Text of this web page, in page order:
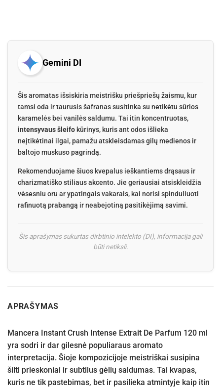
Gemini DI
Šis aromatas išsiskiria meistrišku priešpriešų žaismu, kur
tamsi oda ir taurusis šafranas susitinka su netikėtu sūrios
karamelės bei vanilės saldumu. Tai itin koncentruotas,
intensyvaus šleifo kūrinys, kuris ant odos išlieka
neįtikėtinai ilgai, pamažu atskleisdamas gilų medienos ir
baltojo muskuso pagrindą.
Rekomenduojame šiuos kvepalus ieškantiems drąsaus ir
charizmatiško stiliaus akcento. Jie geriausiai atsiskleidžia
vėsesniu oru ar ypatingais vakarais, kai norisi spinduliuoti
rafinuotą prabangą ir neabejotiną pasitikėjimą savimi.
Šis aprašymas sukurtas dirbtinio intelekto (DI), informacija gali
būti netiksli.
APRAŠYMAS
Mancera Instant Crush Intense Extrait De Parfum 120 ml
yra sodri ir dar gilesnė populiaraus aromato
interpretacija. Šioje kompozicijoje meistriškai susipina
šilti prieskoniai ir subtilus gėlių saldumas. Tai kvapas,
kuris ne tik pastebimas, bet ir pasilieka atmintyje kaip itin